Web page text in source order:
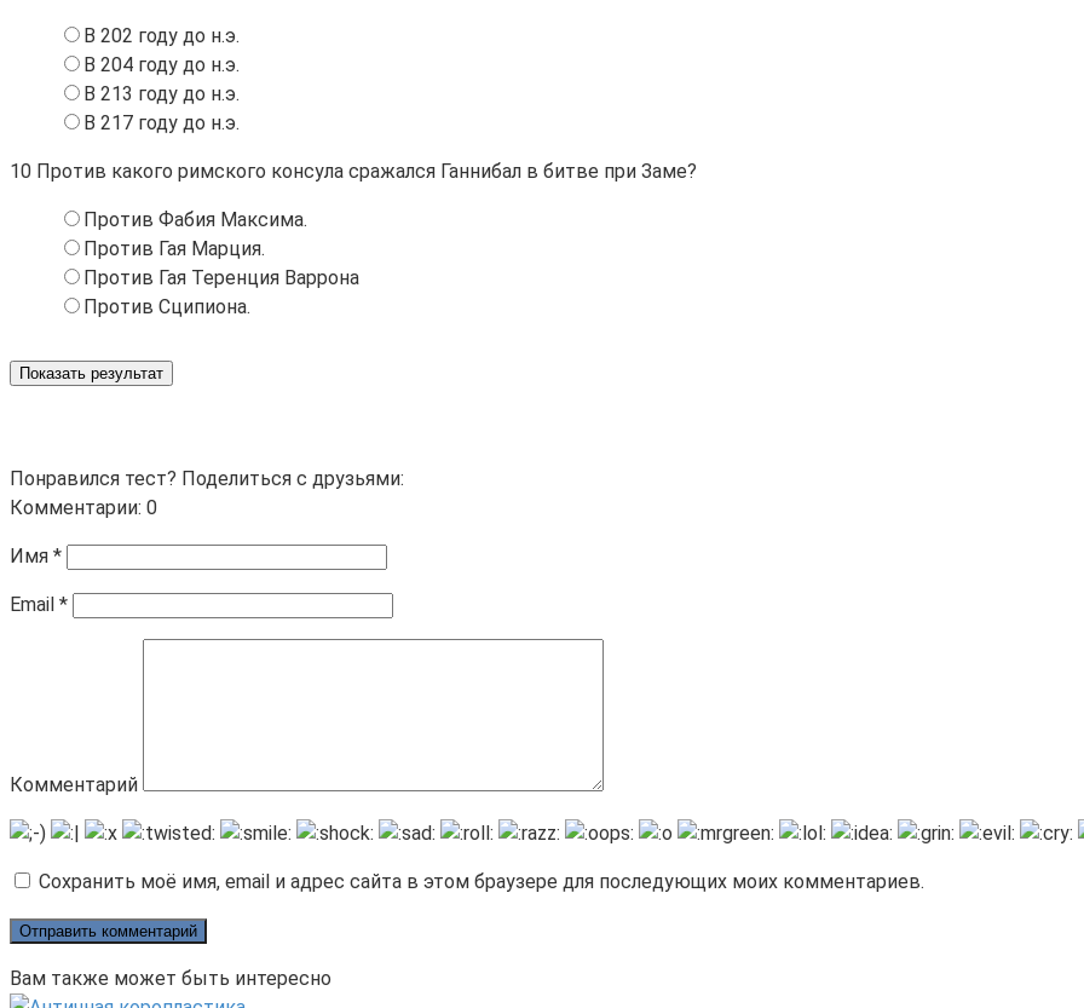
В 202 году до н.э.
В 204 году до н.э.
В 213 году до н.э.
В 217 году до н.э.
10 Против какого римского консула сражался Ганнибал в битве при Заме?
Против Фабия Максима.
Против Гая Марция.
Против Гая Теренция Варрона
Против Сципиона.
Показать результат
Понравился тест? Поделиться с друзьями:
Комментарии: 0
Имя *
Email *
Комментарий
Сохранить моё имя, email и адрес сайта в этом браузере для последующих моих комментариев.
Вам также может быть интересно